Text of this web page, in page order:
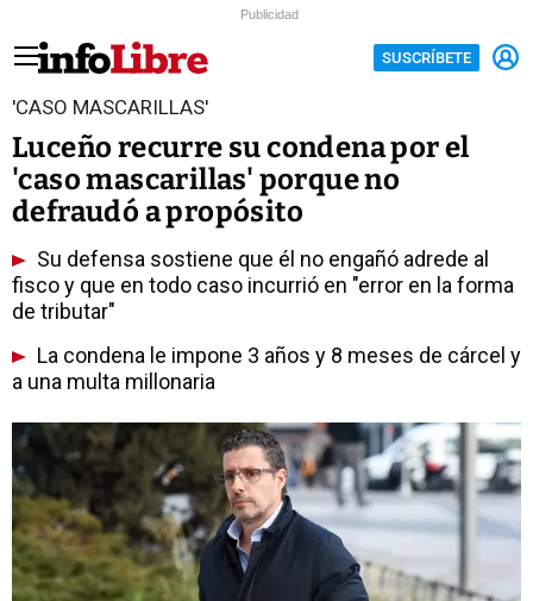
Publicidad
SUSCRÍBETE
'CASO MASCARILLAS'
Luceño recurre su condena por el
'caso mascarillas' porque no
defraudó a propósito
Su defensa sostiene que él no engañó adrede al
fisco y que en todo caso incurrió en "error en la forma
de tributar"
La condena le impone 3 años y 8 meses de cárcel y
a una multa millonaria